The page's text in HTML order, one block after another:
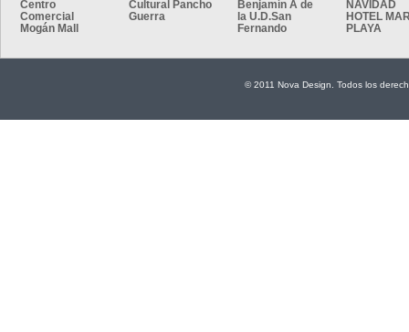
Centro
Comercial
Mogán Mall
Cultural Pancho
Guerra
Benjamín A de
la U.D.San
Fernando
NAVIDAD
HOTEL
PLAYA
© 2011 Nova Design. Todos los